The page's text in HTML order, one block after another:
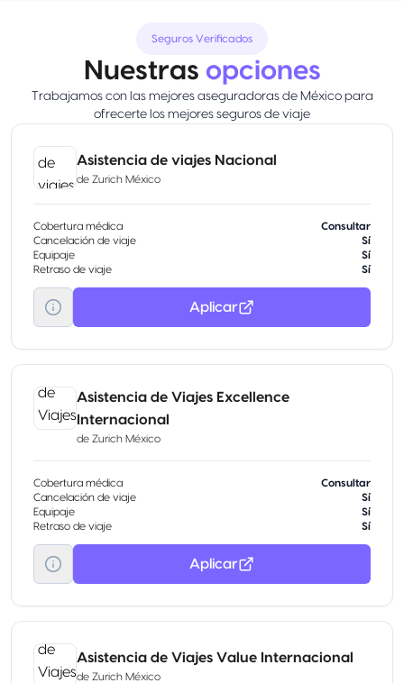
Seguros Verificados
Nuestras opciones
Trabajamos con las mejores aseguradoras de México para
ofrecerte los mejores seguros de viaje
Asistencia de viajes Nacional
de Zurich México
Cobertura médica
Consultar
Cancelación de viaje
Sí
Equipaje
Sí
Retraso de viaje
Sí
Aplicar
Asistencia de Viajes Excellence
Internacional
de Zurich México
Cobertura médica
Consultar
Cancelación de viaje
Sí
Equipaje
Sí
Retraso de viaje
Sí
Aplicar
Asistencia de Viajes Value Internacional
de Zurich México